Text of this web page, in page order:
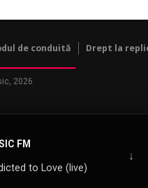
FM
to Love (live)
↓
de conduită Drept la
2026